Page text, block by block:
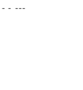
- - ---